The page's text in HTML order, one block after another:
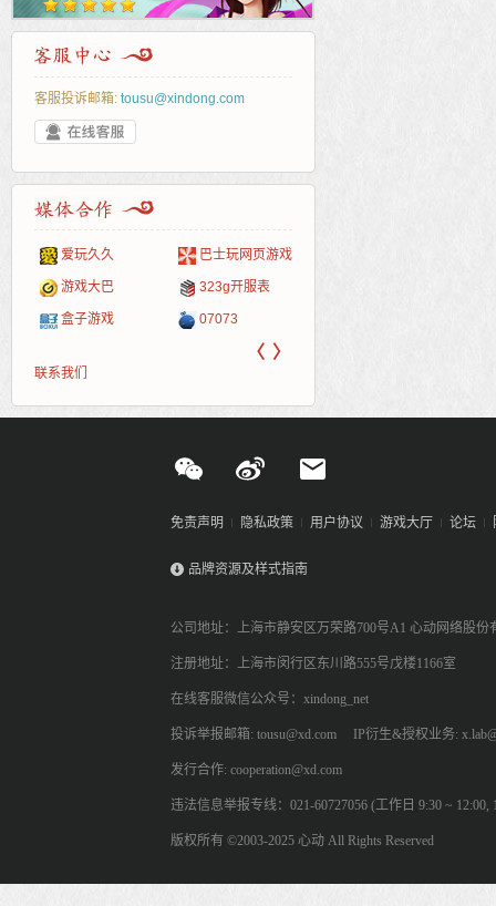
客服投诉邮箱: tousu@xindong.com
爱玩久久 巴士玩网页游戏
游戏大巴 323g开服表
盒子游戏 07073
〈 〉
联系我们
免责声明 隐私政策 用户协议 游戏大厅 论坛
品牌资源及样式指南
公司地址：上海市静安区万荣路700号A1 心动网络股份
注册地址：上海市闵行区东川路555号戊楼1166室
在线客服微信公众号：xindong_net
投诉举报邮箱: tousu@xd.com IP衍生&授权业务:
发行合作: cooperation@xd.com
违法信息举报专线：021-60727056 (工作日 9:30 ~ 12:00,
版权所有 ©2003-2025 心动 All Rights Reserved